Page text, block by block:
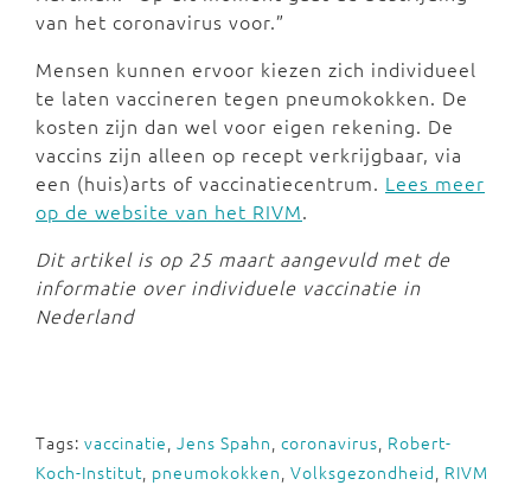
van het coronavirus voor.”
Mensen kunnen ervoor kiezen zich individueel
te laten vaccineren tegen pneumokokken. De
kosten zijn dan wel voor eigen rekening. De
vaccins zijn alleen op recept verkrijgbaar, via
een (huis)arts of vaccinatiecentrum. Lees meer
op de website van het RIVM.
Dit artikel is op 25 maart aangevuld met de
informatie over individuele vaccinatie in
Nederland
Tags: vaccinatie Jens Spahn coronavirus Robert-
Koch-Institut pneumokokken Volksgezondheid RIVM